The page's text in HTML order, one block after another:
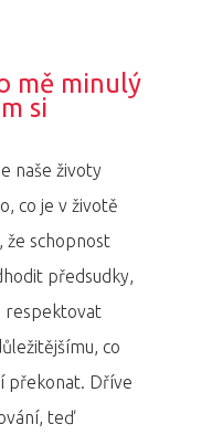
mě minulý
si
naše životy
co je v životě
že schopnost
předsudky,
respektovat
co
překonat. Dříve
teď